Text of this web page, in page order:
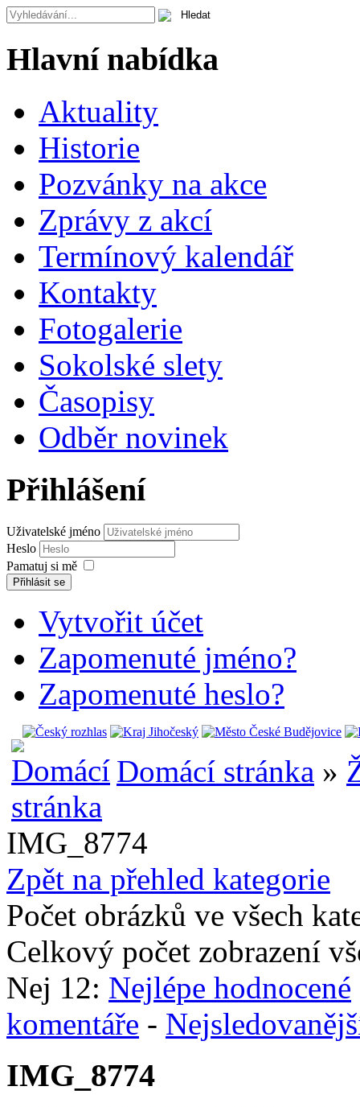
Hlavní nabídka
Aktuality
Historie
Pozvánky na akce
Zprávy z akcí
Termínový kalendář
Kontakty
Fotogalerie
Sokolské slety
Časopisy
Odběr novinek
Přihlášení
Uživatelské jméno
Heslo
Pamatuj si mě
Přihlásit se
Vytvořit účet
Zapomenuté jméno?
Zapomenuté heslo?
Domácí stránka »
IMG_8774
Zpět na přehled kategorie
Počet obrázků ve všech
Celkový počet zobrazení
Nej 12: Nejlépe hodnocené
komentáře -
IMG_8774